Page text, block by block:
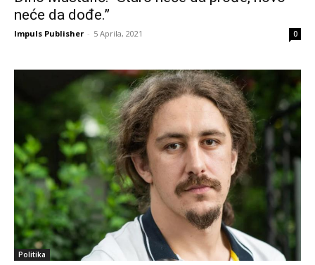
neće da dođe.”
Impuls Publisher - 5 Aprila, 2021 0
Politika